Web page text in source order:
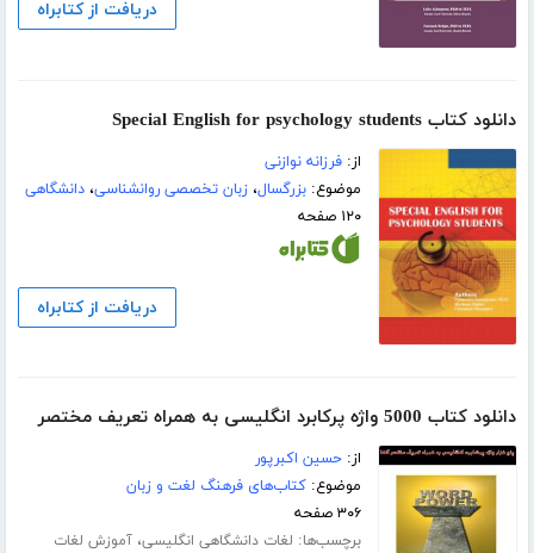
دریافت از کتابراه
دانلود کتاب Special English for psychology students
از:فرزانه نوازنی
موضوع:بزرگسال،زبان تخصصی روانشناسی،دانشگاهی
۱۲۰ صفحه
دریافت از کتابراه
دانلود کتاب 5000 واژه پرکابرد انگلیسی به همراه تعریف مختصر
از:حسین اکبرپور
موضوع:کتاب‌های فرهنگ لغت و زبان
۳۰۶ صفحه
برچسب‌ها: لغات دانشگاهی انگلیسی،آموزش لغات